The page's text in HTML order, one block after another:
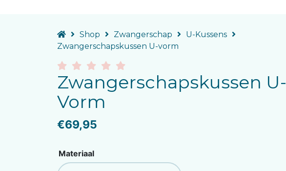
Shop Zwangerschap
U-Kussens
Zwangerschapskussen U-vorm
Zwangerschapskussen U-
Vorm
€69,95
Materiaal